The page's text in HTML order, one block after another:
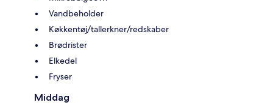
Vandbeholder
Køkkentøj/tallerkner/redskaber
Brødrister
Elkedel
Fryser
Middag